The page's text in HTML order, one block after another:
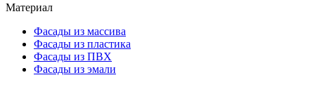
Материал
Фасады из массива
Фасады из пластика
Фасады из ПВХ
Фасады из эмали